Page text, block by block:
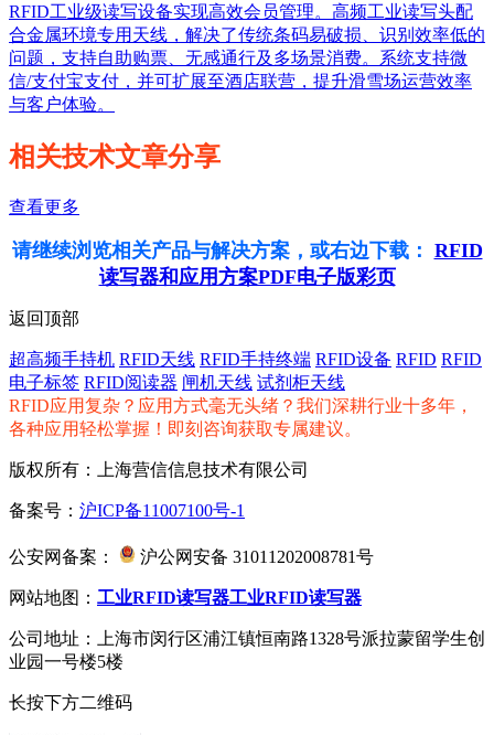
RFID工业级读写设备实现高效会员管理。高频工业读写头配
合金属环境专用天线，解决了传统条码易破损、识别效率低的
问题，支持自助购票、无感通行及多场景消费。系统支持微
信/支付宝支付，并可扩展至酒店联营，提升滑雪场运营效率
与客户体验。
相关技术文章分享
查看更多
请继续浏览相关产品与解决方案，或右边下载： RFID
读写器和应用方案PDF电子版彩页
返回顶部
超高频手持机 RFID天线 RFID手持终端 RFID设备 RFID RFID
电子标签 RFID阅读器 闸机天线 试剂柜天线
RFID应用复杂？应用方式毫无头绪？我们深耕行业十多年，
各种应用轻松掌握！即刻咨询获取专属建议。
版权所有：上海营信信息技术有限公司
备案号： 沪ICP备11007100号-1
公安网备案： 沪公网安备 31011202008781号
网站地图： 工业RFID读写器工业RFID读写器
公司地址：上海市闵行区浦江镇恒南路1328号派拉蒙留学生创
业园一号楼5楼
长按下方二维码